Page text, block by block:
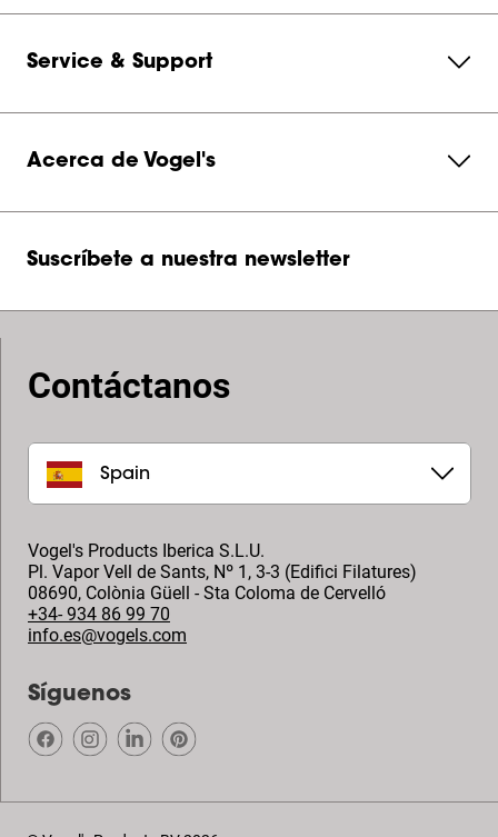
Service & Support
Acerca de Vogel's
Suscríbete a nuestra newsletter
Contáctanos
Spain
Vogel's Products Iberica S.L.U.
Pl. Vapor Vell de Sants, Nº 1, 3-3 (Edifici Filatures)
08690, Colònia Güell - Sta Coloma de Cervelló
+34- 934 86 99 70
info.es@vogels.com
Síguenos